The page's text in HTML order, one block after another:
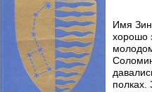
Имя
хорошо
полках.